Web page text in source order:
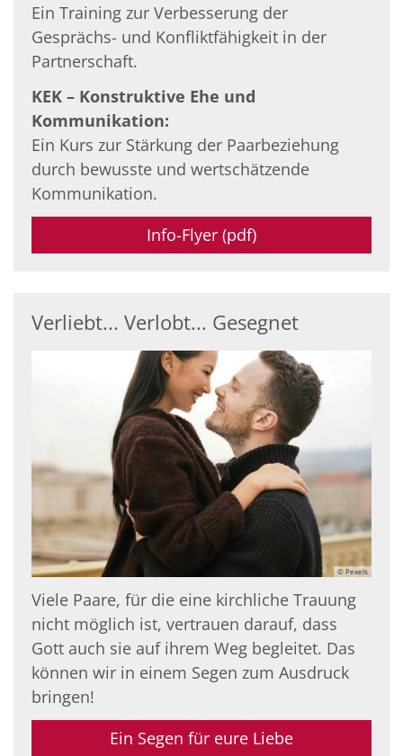
Ein Training zur Verbesserung der
Gesprächs- und Konfliktfähigkeit in der
Partnerschaft.
KEK – Konstruktive Ehe und
Kommunikation:
Ein Kurs zur Stärkung der Paarbeziehung
durch bewusste und wertschätzende
Kommunikation.
Info-Flyer (pdf)
Verliebt... Verlobt... Gesegnet
© Pexels
Viele Paare, für die eine kirchliche Trauung
nicht möglich ist, vertrauen darauf, dass
Gott auch sie auf ihrem Weg begleitet. Das
können wir in einem Segen zum Ausdruck
bringen!
Ein Segen für eure Liebe